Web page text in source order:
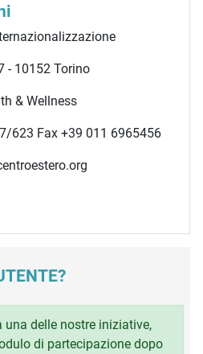
- 10152 Torino
& Wellness
623 Fax +39 011 6965456
una delle nostre iniziative,
di partecipazione dopo